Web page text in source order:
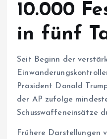
10.000
in fünf
Seit Beginn der
Präsident Donald
der AP zufolge
Schusswaffeneinsätze
Frühere Darstellungen